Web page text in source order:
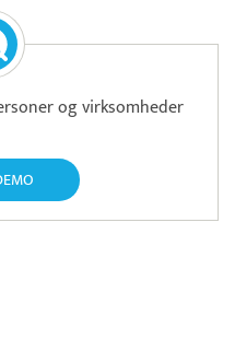
og virksomheder